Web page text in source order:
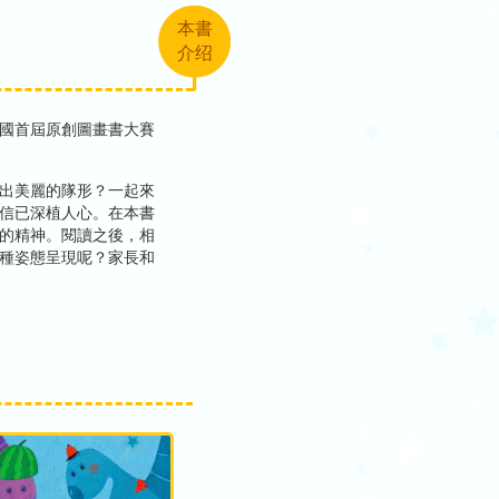
本書
介绍
首屆原創圖畫書大賽
美麗的隊形？一起來
已深植人心。在本書
精神。閱讀之後，相
姿態呈現呢？家長和